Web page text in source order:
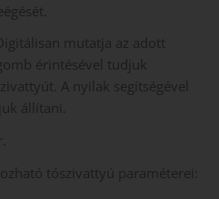
mutatja az adott
érintésével tudjuk
A nyilak segítségével
állítani.
tószivattyú paraméterei: